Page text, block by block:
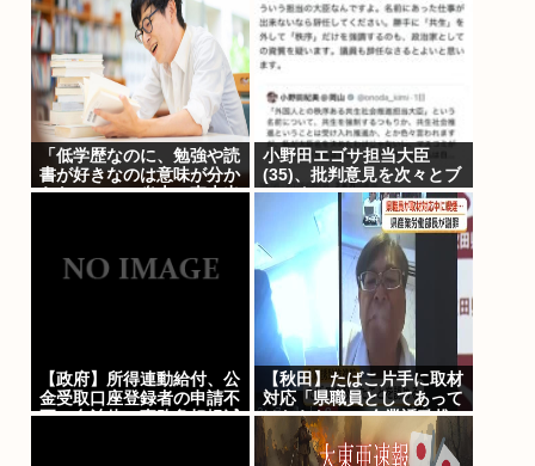
「低学歴なのに、勉強や読
書が好きなのは意味が分か
らない」SNS炎上に東大出
小野田エゴサ担当大臣
(35)、批判意見を次々とブ
ロックwww
【政府】所得連動給付、公
金受取口座登録者の申請不
要…自治体の事務負担軽減
【秋田】たばこ片手に取材
対応「県職員としてあって
はならない」 企業誘致推
進監の対応に産業労働部長
が謝罪